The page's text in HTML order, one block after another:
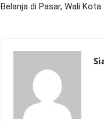
Belanja di Pasar, Wali